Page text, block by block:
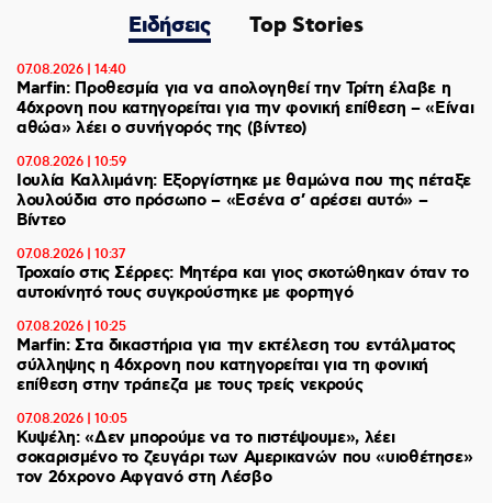
Ειδήσεις Top Stories
07.08.2026 | 14:40
Marfin: Προθεσμία για να απολογηθεί την Τρίτη έλαβε η
46χρονη που κατηγορείται για την φονική επίθεση – «Είναι
αθώα» λέει ο συνήγορός της (βίντεο)
07.08.2026 | 10:59
Ιουλία Καλλιμάνη: Εξοργίστηκε με θαμώνα που της πέταξε
λουλούδια στο πρόσωπο – «Εσένα σ’ αρέσει αυτό» –
Βίντεο
07.08.2026 | 10:37
Τροχαίο στις Σέρρες: Μητέρα και γιος σκοτώθηκαν όταν το
αυτοκίνητό τους συγκρούστηκε με φορτηγό
07.08.2026 | 10:25
Marfin: Στα δικαστήρια για την εκτέλεση του εντάλματος
σύλληψης η 46χρονη που κατηγορείται για τη φονική
επίθεση στην τράπεζα με τους τρείς νεκρούς
07.08.2026 | 10:05
Κυψέλη: «Δεν μπορούμε να το πιστέψουμε», λέει
σοκαρισμένο το ζευγάρι των Αμερικανών που «υιοθέτησε»
τον 26χρονο Αφγανό στη Λέσβο